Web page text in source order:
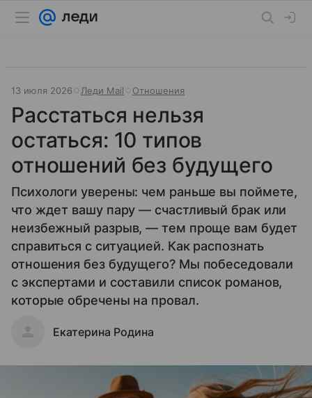
13 июля 2026 Леди Mail Отношения
Расстаться нельзя
остаться: 10 типов
отношений без будущего
Психологи уверены: чем раньше вы поймете,
что ждет вашу пару — счастливый брак или
неизбежный разрыв, — тем проще вам будет
справиться с ситуацией. Как распознать
отношения без будущего? Мы побеседовали
с экспертами и составили список романов,
которые обречены на провал.
Екатерина Родина